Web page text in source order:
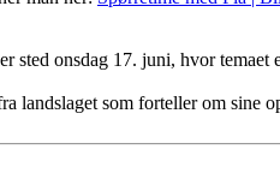
sted onsdag 17. juni, hvor temaet
landslaget som forteller om